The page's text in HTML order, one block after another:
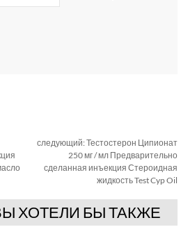
следующий: Тестостерон Ципионат
250 мг / мл Предварительно
сделанная инъекция Стероидная
жидкость Test Cyp Oil
ХОТЕЛИ БЫ ТАКЖЕ